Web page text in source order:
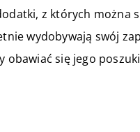
z których można
wydobywają swój
obawiać się jego